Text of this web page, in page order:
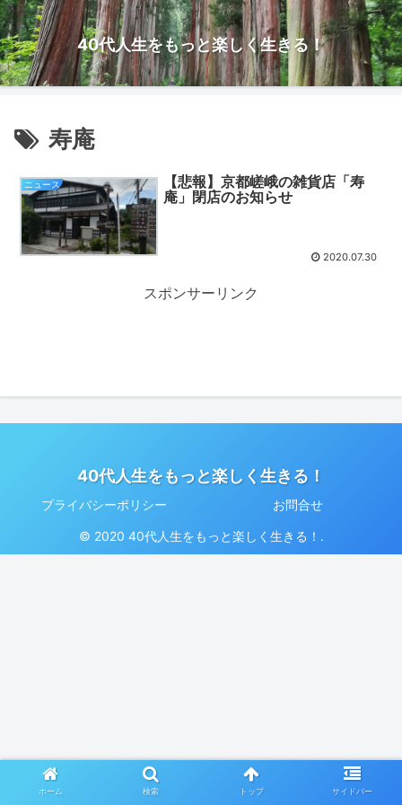
40代人生をもっと楽しく生きる！
寿庵
ニュース
【悲報】京都嵯峨の雑貨店「寿
庵」閉店のお知らせ
2020.07.30
スポンサーリンク
40代人生をもっと楽しく生きる！
プライバシーポリシー お問合せ
© 2020 40代人生をもっと楽しく生きる！.
ホーム 検索 トップ サイドバー